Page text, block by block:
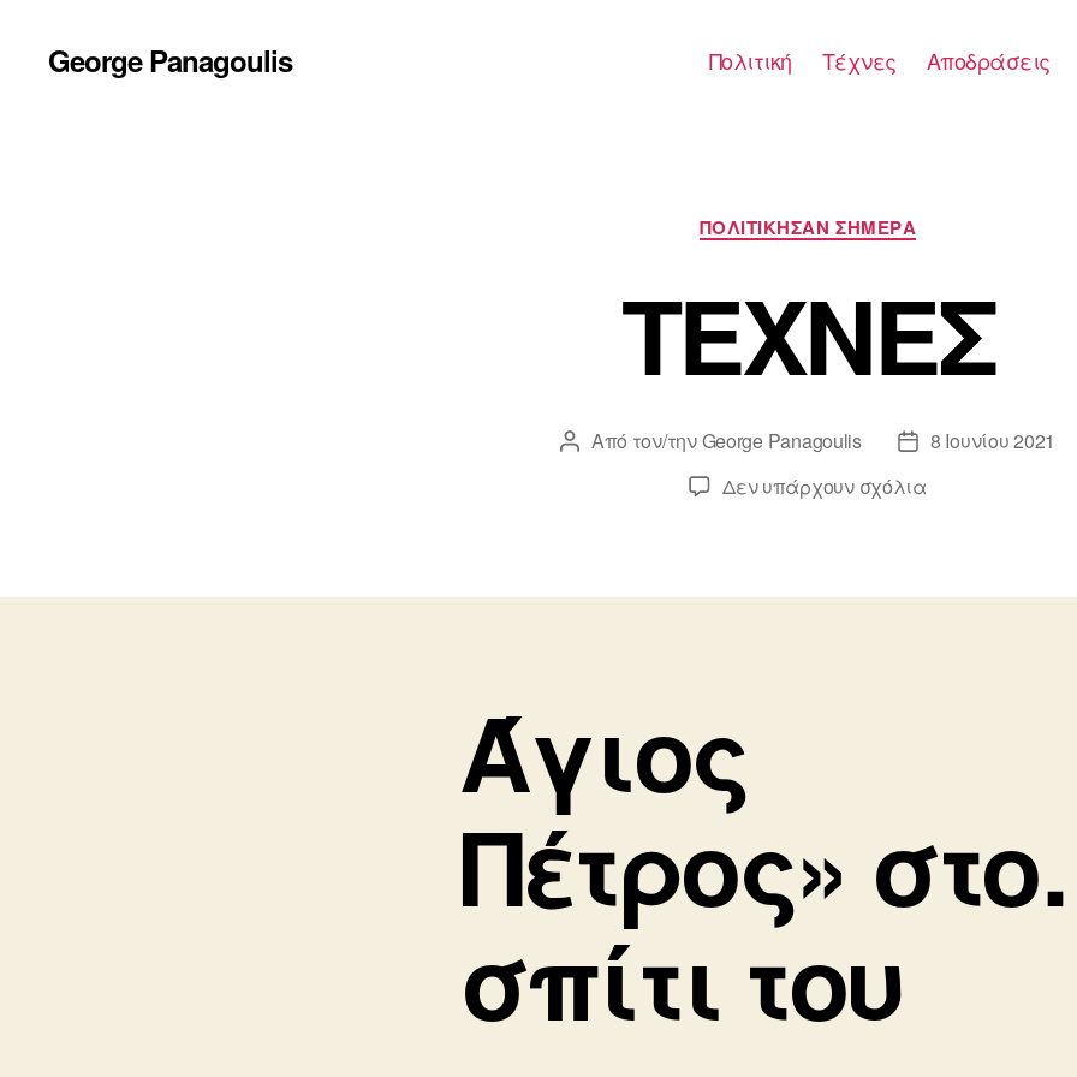
George Panagoulis Πολιτική Τέχνες Αποδράσεις
Κατηγορίες
ΠΟΛΙΤΙΚΗΣΑΝ ΣΗΜΕΡΑ
ΤΕΧΝΕΣ
Συντάκτης
Από τον/τηνGeorge Panagoulis
Ημ.8 Ιουνίου 2021
Δεν υπάρχουν σχόλιαστο
Άγιος
Πέτρος»
σπίτι του